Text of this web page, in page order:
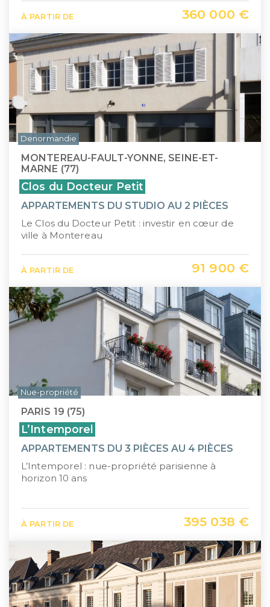
À PARTIR DE 360 000 €
MONTEREAU-FAULT-YONNE, SEINE-ET-
MARNE (77)
Clos du Docteur Petit
APPARTEMENTS DU STUDIO AU 2 PIÈCES
Le Clos du Docteur Petit : investir en cœur de
ville à Montereau
À PARTIR DE 91 900 €
Denormandie
PARIS 19 (75)
L’Intemporel
APPARTEMENTS DU 3 PIÈCES AU 4 PIÈCES
L’Intemporel : nue-propriété parisienne à
horizon 10 ans
À PARTIR DE 395 038 €
Nue-propriété